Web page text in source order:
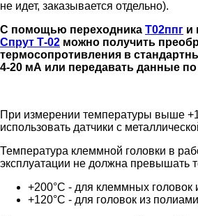
не идет, заказывается отдельно).
С помощью переходника Т02ппг и
Спрут Т-02 можно получить
термосопротивления в
4-20 мА или передавать данные по
При измерении температуры выше
использовать датчики с
Температура клеммной головки в
эксплуатации не должна превышать
+200°C - для клеммных головок
+120°C - для головок из